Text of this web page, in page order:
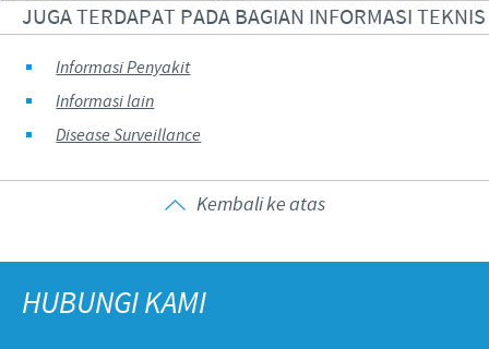
JUGA TERDAPAT PADA BAGIAN INFORMASI TEKNIS
Informasi Penyakit
Informasi lain
Disease Surveillance
Kembali ke atas
HUBUNGI KAMI